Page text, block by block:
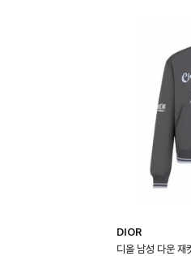
DIOR